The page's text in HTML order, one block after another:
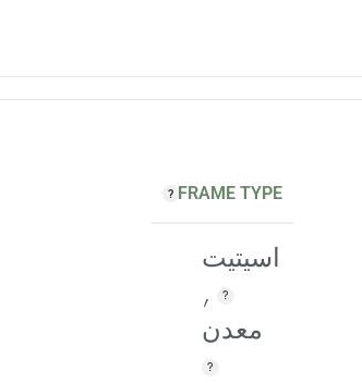
FRAME TYPE
اسيتيت
,
معدن